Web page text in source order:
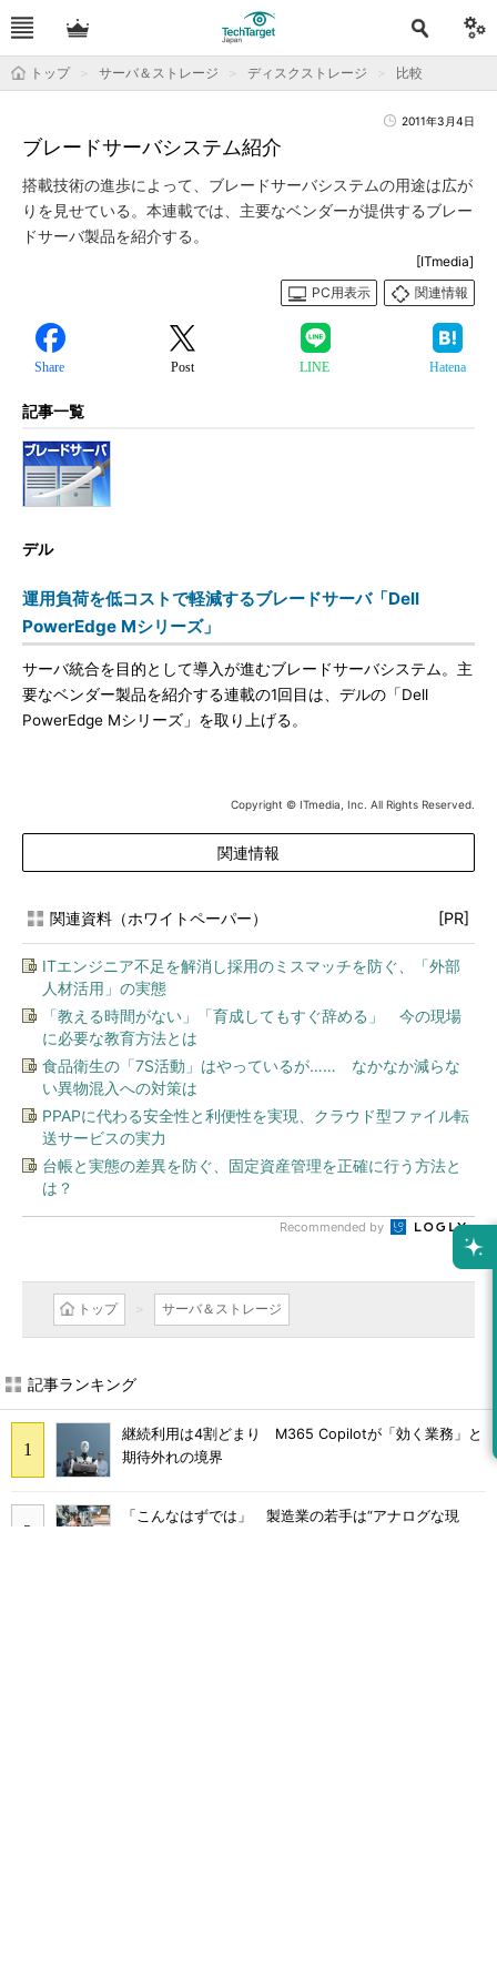
トップ サーバ＆ストレージ ディスクストレージ 比較
2011年3月4日
ブレードサーバシステム紹介
搭載技術の進歩によって、ブレードサーバシステムの用途は広が
りを見せている。本連載では、主要なベンダーが提供するブレー
ドサーバ製品を紹介する。
[ITmedia]
PC用表示
関連情報
Share Post LINE Hatena
記事一覧
デル
運用負荷を低コストで軽減するブレードサーバ「Dell
PowerEdge Mシリーズ」
サーバ統合を目的として導入が進むブレードサーバシステム。主
要なベンダー製品を紹介する連載の1回目は、デルの「Dell
PowerEdge Mシリーズ」を取り上げる。
Copyright © ITmedia, Inc. All Rights Reserved.
関連情報
関連資料（ホワイトペーパー） [PR]
ITエンジニア不足を解消し採用のミスマッチを防ぐ、「外部
人材活用」の実態
「教える時間がない」「育成してもすぐ辞める」 今の現場
に必要な教育方法とは
食品衛生の「7S活動」はやっているが…… なかなか減らな
い異物混入への対策は
PPAPに代わる安全性と利便性を実現、クラウド型ファイル転
送サービスの実力
台帳と実態の差異を防ぐ、固定資産管理を正確に行う方法と
は？
Recommended by
トップ サーバ＆ストレージ
記事ランキング
継続利用は4割どまり M365 Copilotが「効く業務」と
期待外れの境界
「こんなはずでは」 製造業の若手は“アナログな現